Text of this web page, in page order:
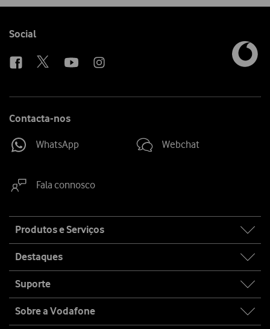
Follow
Social
Contacta-nos
WhatsApp Webchat
Fala connosco
map
Produtos e Serviços
Destaques
Suporte
Sobre a Vodafone